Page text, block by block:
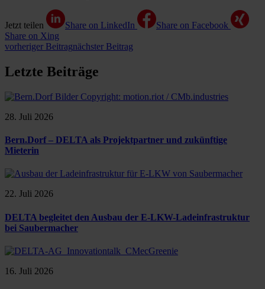
Jetzt teilen Share on LinkedIn
Share on Facebook
Share on Xing
vorheriger Beitragnächster Beitrag
Letzte Beiträge
28. Juli 2026
Bern.Dorf – DELTA als Projektpartner und zukünftige
Mieterin
22. Juli 2026
DELTA begleitet den Ausbau der E-LKW-Ladeinfrastruktur
bei Saubermacher
16. Juli 2026